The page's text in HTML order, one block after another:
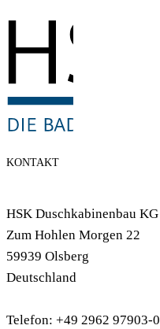
KONTAKT
HSK Duschkabinenbau KG
Zum Hohlen Morgen 22
59939 Olsberg
Deutschland
Telefon: +49 2962 97903-0